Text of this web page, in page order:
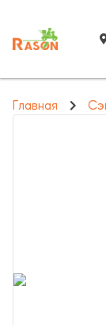
Главная